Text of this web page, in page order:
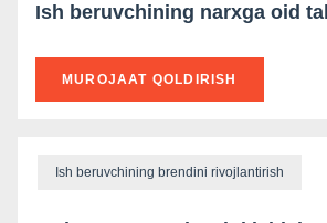
Ish beruvchining narxga oid
MUROJAAT QOLDIRISH
Ish beruvchining brendini rivojlantirish